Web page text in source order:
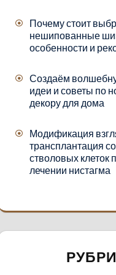
Почему стоит
нешипованные
особенности и
Создаём
идеи и советы по
декору для дома
Модификация
трансплантация
стволовых клеток
лечении нистагма